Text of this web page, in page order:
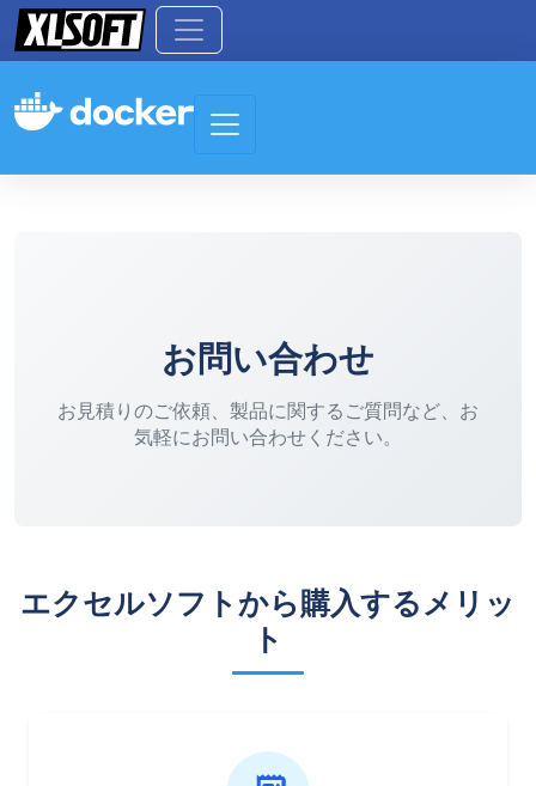
Toggle navigation
お問い合わせ
お見積りのご依頼、製品に関するご質問など、お
気軽にお問い合わせください。
エクセルソフトから購入するメリッ
ト